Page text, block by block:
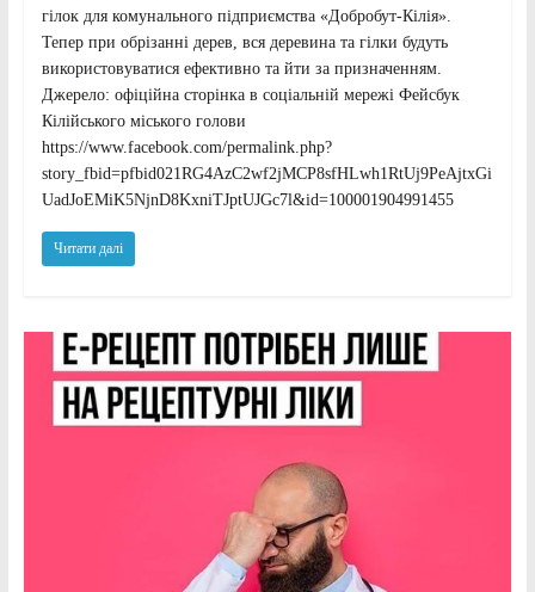
гілок для комунального підприємства «Добробут-Кілія».
Тепер при обрізанні дерев, вся деревина та гілки будуть
використовуватися ефективно та йти за призначенням.
Джерело: офіційна сторінка в соціальній мережі Фейсбук
Кілійського міського голови
https://www.facebook.com/permalink.php?
story_fbid=pfbid021RG4AzC2wf2jMCP8sfHLwh1RtUj9PeAjtxGi
UadJoEMiK5NjnD8KxniTJptUJGc7l&id=100001904991455
Читати далі